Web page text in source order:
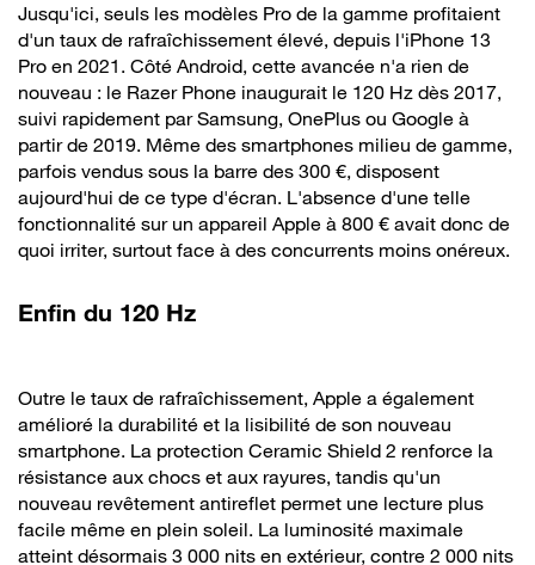
Jusqu'ici, seuls les modèles Pro de la gamme profitaient
d'un taux de rafraîchissement élevé, depuis l'iPhone 13
Pro en 2021. Côté Android, cette avancée n'a rien de
nouveau : le Razer Phone inaugurait le 120 Hz dès 2017,
suivi rapidement par Samsung, OnePlus ou Google à
partir de 2019. Même des smartphones milieu de gamme,
parfois vendus sous la barre des 300 €, disposent
aujourd'hui de ce type d'écran. L'absence d'une telle
fonctionnalité sur un appareil Apple à 800 € avait donc de
quoi irriter, surtout face à des concurrents moins onéreux.
Enfin du 120 Hz
Outre le taux de rafraîchissement, Apple a également
amélioré la durabilité et la lisibilité de son nouveau
smartphone. La protection Ceramic Shield 2 renforce la
résistance aux chocs et aux rayures, tandis qu'un
nouveau revêtement antireflet permet une lecture plus
facile même en plein soleil. La luminosité maximale
atteint désormais 3 000 nits en extérieur, contre 2 000 nits